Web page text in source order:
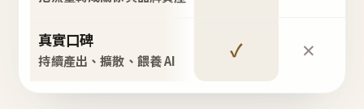
真實口碑
持續產出、擴散、餵養 AI ✓ ✕